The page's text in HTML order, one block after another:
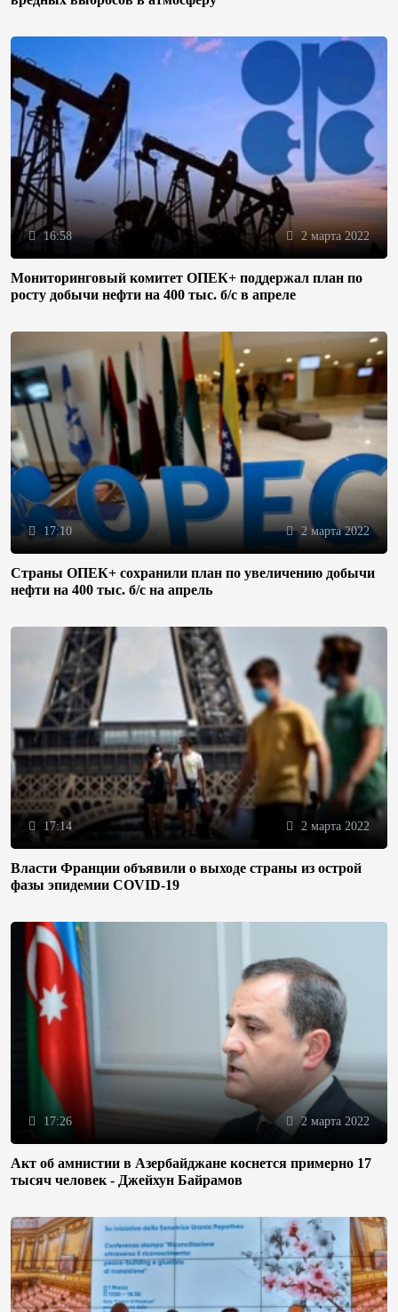
16:58 2 марта 2022
Мониторинговый комитет ОПЕК+ поддержал план по
росту добычи нефти на 400 тыс. б/с в апреле
17:10 2 марта 2022
Страны ОПЕК+ сохранили план по увеличению добычи
нефти на 400 тыс. б/с на апрель
17:14 2 марта 2022
Власти Франции объявили о выходе страны из острой
фазы эпидемии COVID-19
17:26 2 марта 2022
Акт об амнистии в Азербайджане коснется примерно 17
тысяч человек - Джейхун Байрамов